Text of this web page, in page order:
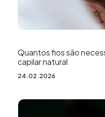
Quantos fios são
capilar natural
24.02.2026